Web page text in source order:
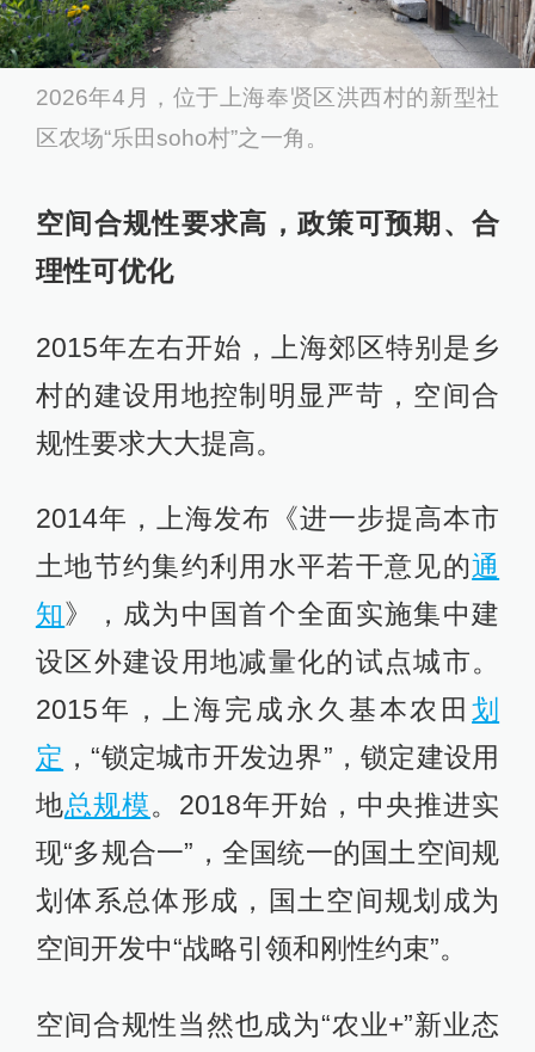
2026年4月，位于上海奉贤区洪西村的新型社
区农场“乐田soho村”之一角。
空间合规性要求高，政策可预期、合
理性可优化
2015年左右开始，上海郊区特别是乡
村的建设用地控制明显严苛，空间合
规性要求大大提高。
2014年，上海发布《进一步提高本市
土地节约集约利用水平若干意见的通
知》，成为中国首个全面实施集中建
设区外建设用地减量化的试点城市。
2015年，上海完成永久基本农田划
定 ，“锁定城市开发边界”，锁定建设用
地总规模。2018年开始，中央推进实
现“多规合一”，全国统一的国土空间规
划体系总体形成，国土空间规划成为
空间开发中“战略引领和刚性约束”。
空间合规性当然也成为“农业+”新业态